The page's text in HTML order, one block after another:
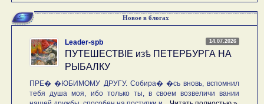
Новое в блогах
14.07.2026
Leader-spb
ПУТЕШЕСТВIE изѣ ПЕТЕРБУРГА НА
РЫБАЛКУ
ПРЕ� �ЮБИМОМУ ДРУГУ. Собира� �сь вновь, вспомнил
тебя душа моя, ибо только ты, в своем возвеличи вании